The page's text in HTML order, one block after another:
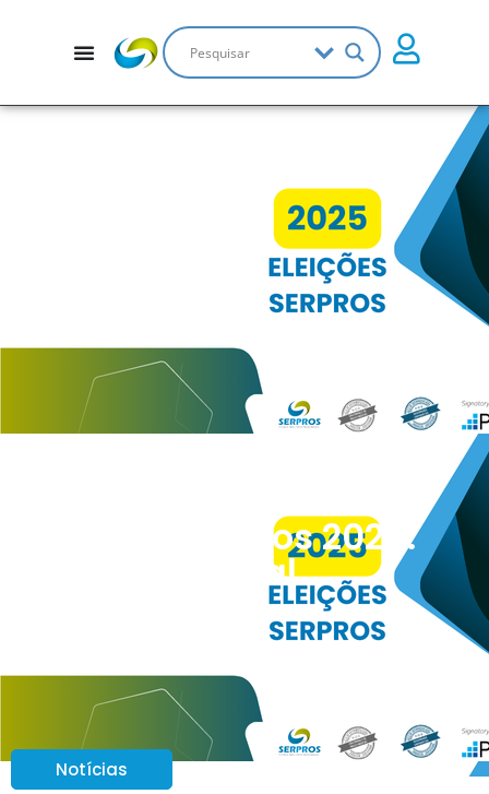
Eleições Serpros 2025:
Resultado Final
Notícias